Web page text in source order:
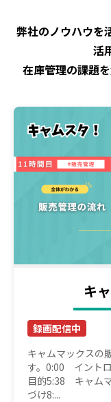
弊社のノウハウを
活
在庫管理の課題
キ
録画配信中
キャムマックスの
す。0:00 イント
目的5:38 キャム
づけ8:...